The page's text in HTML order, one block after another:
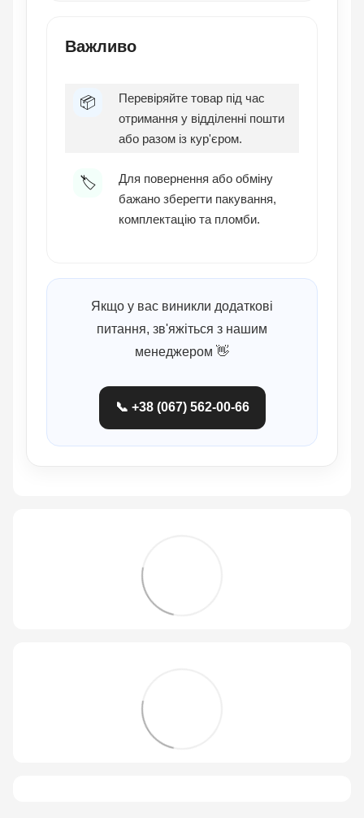
Важливо
📦
Перевіряйте товар під час
отримання у відділенні пошти
або разом із кур'єром.
🏷️
Для повернення або обміну
бажано зберегти пакування,
комплектацію та пломби.
Якщо у вас виникли додаткові
питання, зв'яжіться з нашим
менеджером 👋
📞 +38 (067) 562-00-66